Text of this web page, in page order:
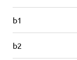
b1
b2